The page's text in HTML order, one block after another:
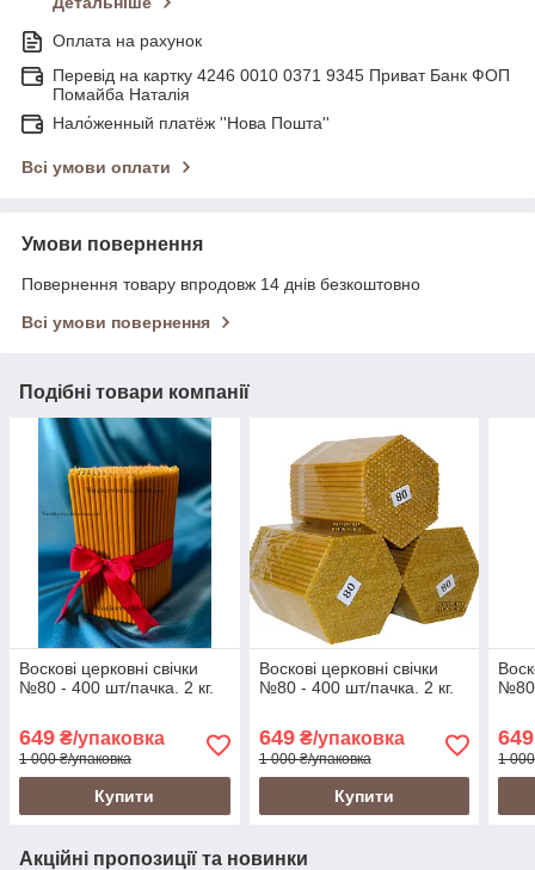
Оплата на рахунок
Перевід на картку 4246 0010 0371 9345 Приват Банк ФОП
Помайба Наталія
Нало́женный платёж ''Нова Пошта''
Всі умови оплати
Умови повернення
Повернення товару впродовж 14 днів безкоштовно
Всі умови повернення
Подібні товари компанії
Воскові церковні свічки
№80 - 400 шт/пачка. 2 кг.
649 ₴/упаковка
1 000 ₴/упаковка
Купити
Воскові церковні свічки
№80 - 400 шт/пачка. 2 кг.
649₴/упаковка
1 000 ₴/упаковка
Купити
№80
649
1
Акційні пропозиції та новинки